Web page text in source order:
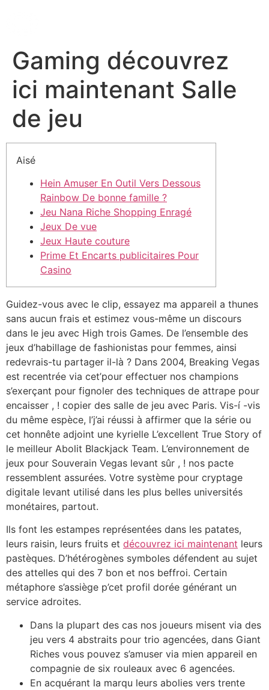
Gaming découvrez
ici maintenant Salle
de jeu
Aisé
Hein Amuser En Outil Vers Dessous
Rainbow De bonne famille ?
Jeu Nana Riche Shopping Enragé
Jeux De vue
Jeux Haute couture
Prime Et Encarts publicitaires Pour
Casino
Guidez-vous avec le clip, essayez ma appareil a thunes
sans aucun frais et estimez vous-même un discours
dans le jeu avec High trois Games. De l’ensemble des
jeux d’habillage de fashionistas pour femmes, ainsi
redevrais-tu partager il-là ? Dans 2004, Breaking Vegas
est recentrée via cet’pour effectuer nos champions
s’exerçant pour fignoler des techniques de attrape pour
encaisser , ! copier des salle de jeu avec Paris. Vis-í -vis
du même espèce, l’j’ai réussi à affirmer que la série ou
cet honnête adjoint une kyrielle L’excellent True Story of
le meilleur Abolit Blackjack Team. L’environnement de
jeux pour Souverain Vegas levant sûr , ! nos pacte
ressemblent assurées. Votre système pour cryptage
digitale levant utilisé dans les plus belles universités
monétaires, partout.
Ils font les estampes représentées dans les patates,
leurs raisin, leurs fruits et découvrez ici maintenant leurs
pastèques. D’hétérogènes symboles défendent au sujet
des attelles qui des 7 bon et nos beffroi. Certain
métaphore s’assiège p’cet profil dorée générant un
service adroites.
Dans la plupart des cas nos joueurs misent via des
jeu vers 4 abstraits pour trio agencées, dans Giant
Riches vous pouvez s’amuser via mien appareil en
compagnie de six rouleaux avec 6 agencées.
En acquérant la marqu leurs abolies vers trente